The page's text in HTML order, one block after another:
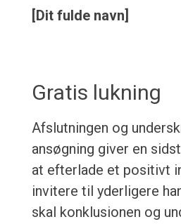
[Dit fulde navn]
Gratis lukning
Afslutningen og
ansøgning giver en
at efterlade et positivt
invitere til yderligere
skal konklusionen og